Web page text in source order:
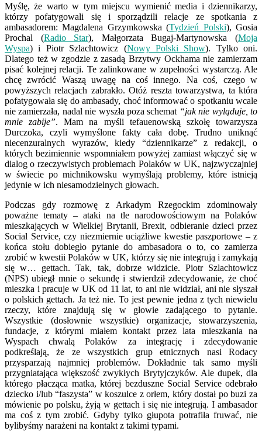
Myślę, że warto w tym miejscu wymienić media i dziennikarzy,
którzy pofatygowali się i sporządzili relacje ze spotkania z
ambasadorem: Magdalena Grzymkowska (Tydzień Polski), Gosia
Prochal (Radio Star), Małgorzata Bugaj-Martynowska (Moja
Wyspa) i Piotr Szlachtowicz (Nowy Polski Show). Tylko oni.
Dlatego też w zgodzie z zasadą Brzytwy Ockhama nie zamierzam
pisać kolejnej relacji. Te zalinkowane w zupełności wystarczą. Ale
chcę zwrócić Waszą uwagę na coś innego. Na coś, czego w
powyższych relacjach zabrakło. Otóż reszta towarzystwa, ta która
pofatygowała się do ambasady, choć informować o spotkaniu wcale
nie zamierzała, nadal nie wyszła poza schemat “jak nie wyląduje, to
mnie zabije”. Mam na myśli tefauenowską szkołę towarzysza
Durczoka, czyli wymyślone fakty cała dobę. Trudno uniknąć
niecenzuralnych wyrazów, kiedy “dziennikarze” z redakcji, o
których bezimiennie wspomniałem powyżej zamiast włączyć się w
dialog o rzeczywistych problemach Polaków w UK, najzwyczajniej
w świecie po michnikowsku wymyślają problemy, które istnieją
jedynie w ich niesamodzielnych głowach.
Podczas gdy rozmowę z Arkadym Rzegockim zdominowały
poważne tematy – ataki na tle narodowościowym na Polaków
mieszkających w Wielkiej Brytanii, Brexit, odbieranie dzieci przez
Social Service, czy niezmiernie uciążliwe kwestie paszportowe – z
końca stołu dobiegło pytanie do ambasadora o to, co zamierza
zrobić w kwestii Polaków w UK, którzy się nie integrują i zamykają
się w… gettach. Tak, tak, dobrze widzicie. Piotr Szlachtowicz
(NPS) ubiegł mnie o sekundę i stwierdził zdecydowanie, że choć
mieszka i pracuje w UK od 11 lat, to ani nie widział, ani nie słyszał
o polskich gettach. Ja też nie. To jest pewnie jedna z tych niewielu
rzeczy, które znajdują się w głowie zadającego to pytanie.
Wszystkie (dosłownie wszystkie) organizacje, stowarzyszenia,
fundacje, z którymi miałem kontakt przez lata mieszkania na
Wyspach chwalą Polaków za integrację i zdecydowanie
podkreślają, że ze wszystkich grup etnicznych nasi Rodacy
przysparzają najmniej problemów. Dokładnie tak samo myśli
przygniatająca większość zwykłych Brytyjczyków. Ale dupek, dla
którego płacząca matka, której bezduszne Social Service odebrało
dziecko i/lub “faszysta” w koszulce z orłem, który dostał po buzi za
mówienie po polsku, żyją w gettach i się nie integrują. I ambasador
ma coś z tym zrobić. Gdyby tylko głupota potrafiła fruwać, nie
bylibyśmy narażeni na kontakt z takimi typami.